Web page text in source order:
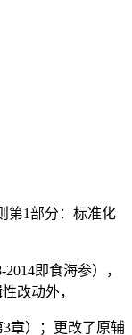
第1部分：标准化
即食海参），
改动外，
章）；更改了原辅